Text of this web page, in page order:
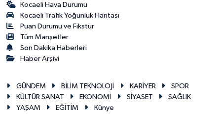
Kocaeli Hava Durumu
Kocaeli Trafik Yoğunluk Haritası
Puan Durumu ve Fikstür
Tüm Manşetler
Son Dakika Haberleri
Haber Arşivi
GÜNDEM BİLİM TEKNOLOJİ KARİYER
SPOR
KÜLTÜR SANAT
EKONOMİ SİYASET
SAĞLIK
YAŞAM
EĞİTİM Künye